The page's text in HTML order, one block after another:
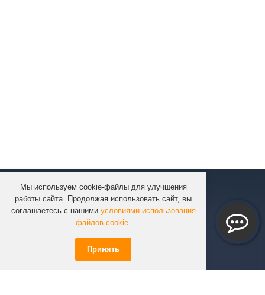
Мы используем cookie-файлы для улучшения
работы сайта. Продолжая использовать сайт, вы
соглашаетесь с нашими условиями использования
файлов cookie.
Принять
КОМПАНИЯ
КАТАЛОГ
УСЛУГИ
ИНФОРМАЦИЯ